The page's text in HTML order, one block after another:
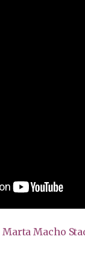
Marta Macho